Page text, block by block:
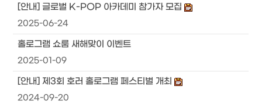
[안내] 글로벌 K-POP 아카데미 참가자 모집
2025-06-24
홀로그램 쇼룸 새해맞이 이벤트
2025-01-09
[안내] 제3회 호러 홀로그램 페스티벌 개최
2024-09-20